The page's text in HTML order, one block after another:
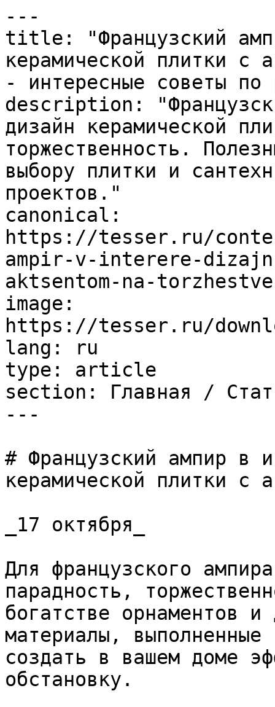
---
title: "Французский
керамической плитки с
- интересные советы по
description:
дизайн керамической
торжественность.
выбору плитки и
проектов."
canonical:
https://tesser.ru/
ampir-v-interere-
aktsentom-na-
image:
https://tesser.ru/
lang: ru
type: article
section: Главная /
---
# Французский ампир в
керамической плитки с
_17 октября_
Для французского
парадность,
богатстве орнаментов
материалы,
создать в вашем доме
обстановку.